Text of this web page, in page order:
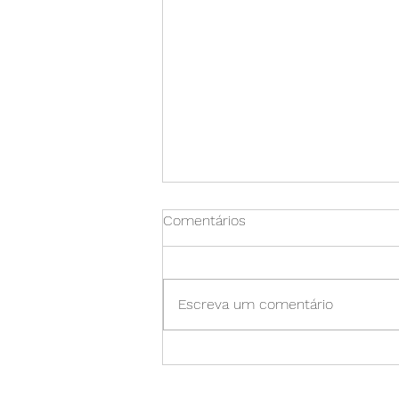
Comentários
Escreva um comentário